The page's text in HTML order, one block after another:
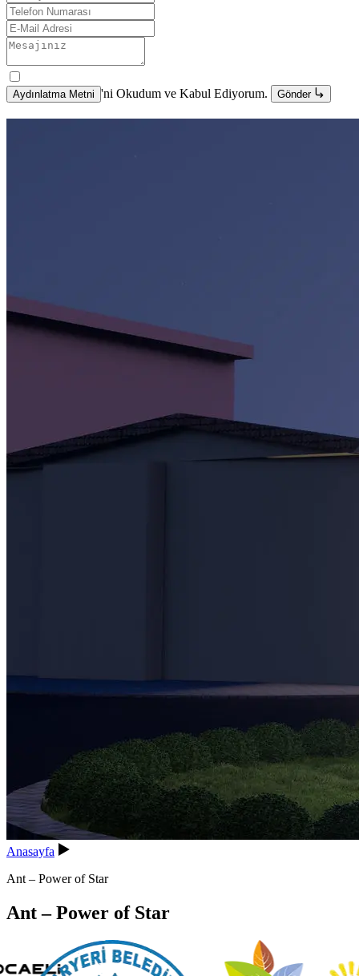
Aydınlatma Metni 'ni Okudum ve Kabul Ediyorum. Gönder
Anasayfa
Ant – Power of Star
Ant – Power of Star